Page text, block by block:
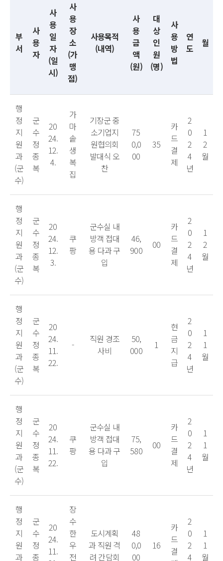
부
서
사
용
자
사
용
일
자
(일
시)
사
용
장
소
(가
맹
점)
사용목적
(내역)
사
용
금
액
(원)
대
상
인
원
(명)
사
용
방
법
연
도
월
행
정
지
원
과
(군
수)
군
수
정
종
복
20
24.
12.
4.
가
마
솥
생
복
집
기장군 중
소기업지
원협의회
발대식 오
찬
75
0,0
00
35
카
드
결
제
2
0
2
4
년
1
2
월
행
정
지
원
과
(군
수)
군
수
정
종
복
20
24.
12.
3.
쿠
팡
군수실 내
방객 접대
용 다과 구
입
46,
900
00
카
드
결
제
2
0
2
4
년
1
2
월
행
정
지
원
과
(군
수)
군
수
정
종
복
20
24.
11.
22.
-
직원 경조
사비
50,
000
1
현
금
지
급
2
0
2
4
년
1
1
월
행
정
지
원
과
(군
수)
군
수
정
종
복
20
24.
11.
22.
쿠
팡
군수실 내
방객 접대
용 다과 구
입
75,
580
00
카
드
결
제
2
0
2
4
년
1
1
월
행
정
지
원
과
군
수
정
종
20
24.
11.
장
수
한
우
전
도시계획
과 직원 격
려 간담회
48
0,0
00
16
카
드
결
2
0
2
4
1
1
월